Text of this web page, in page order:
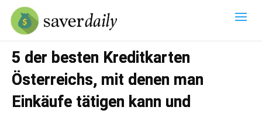
5 der besten Kreditkarten
Österreichs, mit denen man
Einkäufe tätigen kann und